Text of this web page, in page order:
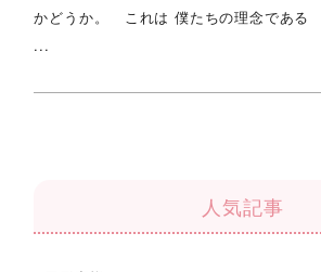
かどうか。 これは 僕たちの理念である
...
人気記事